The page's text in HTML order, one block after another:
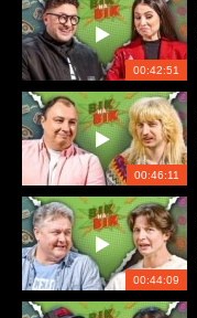
00:42:51
00:46:11
00:44:09